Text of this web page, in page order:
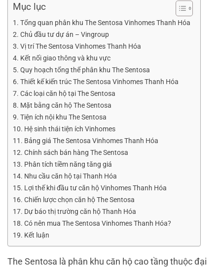
Mục lục
Tổng quan phân khu The Sentosa Vinhomes Thanh Hóa
Chủ đầu tư dự án – Vingroup
Vị trí The Sentosa Vinhomes Thanh Hóa
Kết nối giao thông và khu vực
Quy hoạch tổng thể phân khu The Sentosa
Thiết kế kiến trúc The Sentosa Vinhomes Thanh Hóa
Các loại căn hộ tại The Sentosa
Mặt bằng căn hộ The Sentosa
Tiện ích nội khu The Sentosa
Hệ sinh thái tiện ích Vinhomes
Bảng giá The Sentosa Vinhomes Thanh Hóa
Chính sách bán hàng The Sentosa
Phân tích tiềm năng tăng giá
Nhu cầu căn hộ tại Thanh Hóa
Lợi thế khi đầu tư căn hộ Vinhomes Thanh Hóa
Chiến lược chọn căn hộ The Sentosa
Dự báo thị trường căn hộ Thanh Hóa
Có nên mua The Sentosa Vinhomes Thanh Hóa?
Kết luận
The Sentosa là phân khu căn hộ cao tầng thuộc đại